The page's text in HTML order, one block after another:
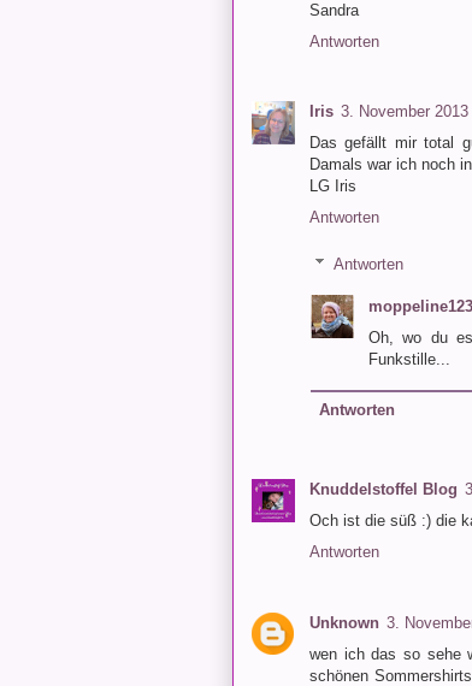
Sandra
Antworten
Iris 3. November
Das gefällt mir total
Damals war ich noch
LG Iris
Antworten
Antworten
moppeline123
Oh, wo du
Funkstille...
Antworten
Knuddelstoffel Blog
Och ist die süß :) die
Antworten
Unknown 3.
wen ich das so sehe
schönen